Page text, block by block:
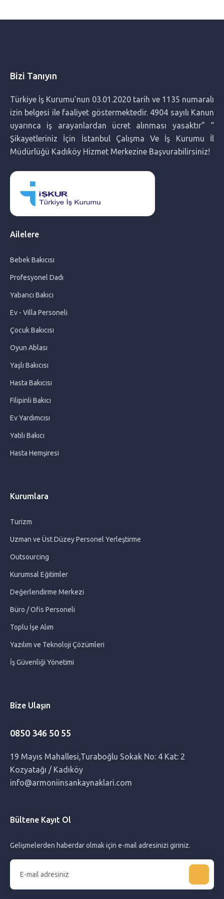
Fiyatları Nedir?
Filipinli Bakıcı Nedir? Neden Tercih Ediliyor?
İki Dilli Eğitim: Çocuklarda Erken Yaşta Dil Öğrenmenin
Faydaları
Filipinli Bakıcı Nasıl Getirilir ?
Filipinli Bakıcı Ücretleri
Bebeklerde Uyku Eğitimi Nasıl Yapılır?
Filipinli Bakıcı ile Çalışmanın Avantajları
Ev Yardımcısı Seçerken Dikkat Edilmesi Gereken 10 Önemli
Evde Sık Temizlenmesi Gereken Eşyalar Hangileridir?
Bebek Bakıcısı Hakkında Merak Edilenler
Alzeimer Hasta Bakımında Dikkat Edilmesi Gerekenler
Hamilelikte Kramp Neden Olur? ve Ne İyi Gelir?
Sağlıksız Gebelik Belirtileri Nelerdir?
0 -1 Yaş Bebekle Evde Yapılabilecek Etkinlikler: Keyifli ve
Doğumdan Sonra Kilolar Nasıl Kolay Verilir?
Bizi Tanıyın
Türkiye İş Kurumu’nun 03.01.2020 tarih ve 1135 numaralı
izin belgesi ile faaliyet göstermektedir. 4904 sayılı Kanun
uyarınca iş arayanlardan ücret alınması yasaktır” “
Şikayetleriniz İçin İstanbul Çalışma Ve İş Kurumu İl
Müdürlüğü Kadıköy Hizmet Merkezine Başvurabilirsiniz!
Ailelere
Bebek Bakıcısı
Profesyonel Dadı
Yabancı Bakıcı
Ev - Villa Personeli
Çocuk Bakıcısı
Oyun Ablası
Yaşlı Bakıcısı
Hasta Bakıcısı
Filipinli Bakıcı
Ev Yardımcısı
Yatılı Bakıcı
Hasta Hemşiresi
Kurumlara
Turizm
Uzman ve Üst Düzey Personel Yerleştirme
Outsourcing
Kurumsal Eğitimler
Değerlendirme Merkezi
Büro / Ofis Personeli
Toplu İşe Alım
Yazılım ve Teknoloji Çözümleri
İş Güvenliği Yönetimi
Bize Ulaşın
0850 346 50 55
19 Mayıs Mahallesi,Turaboğlu Sokak No: 4 Kat: 2
Kozyatağı / Kadıköy
info@armoniinsankaynaklari.com
Bültene Kayıt Ol
Gelişmelerden haberdar olmak için e-mail adresinizi giriniz.